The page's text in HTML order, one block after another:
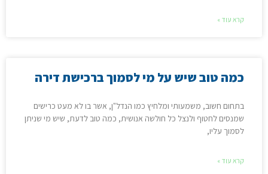
קרא עוד »
כמה טוב שיש על מי לסמוך ברכישת דירה
בתחום חשוב, משמעותי ומלחיץ כמו הנדל"ן, אשר בו לא מעט כרישים
שמנסים לחטוף ולנצל כל חולשה אנושית, כמה טוב לדעת, שיש מי שניתן
לסמוך עליו,
קרא עוד »